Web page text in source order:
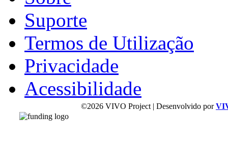
Suporte
Termos de Utilização
Privacidade
Acessibilidade
©2026 VIVO Project | Desenvolvido por